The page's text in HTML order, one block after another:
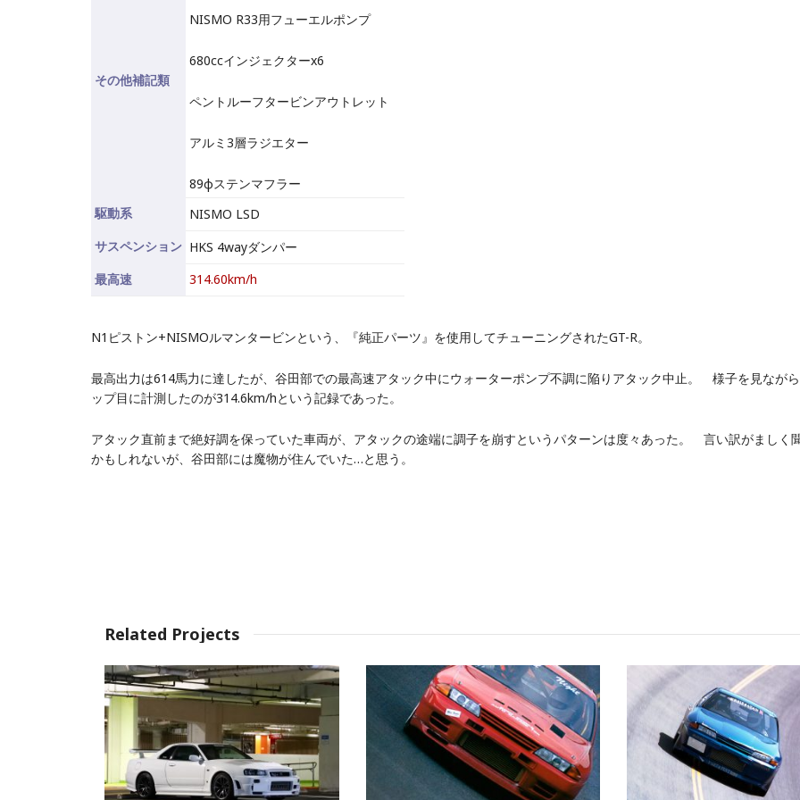
その他補記類
NISMO R33用フューエルポンプ
680ccインジェクターx6
ペントルーフタービンアウトレット
アルミ3層ラジエター
89φステンマフラー
駆動系
NISMO LSD
サスペンション HKS 4wayダンパー
最高速
314.60km/h
N1ピストン+NISMOルマンタービンという、『純正パーツ』を使用してチューニングされたGT-R。
最高出力は614馬力に達したが、谷田部での最高速アタック中にウォーターポンプ不調に陥りアタック中止。 様子を見なが
ップ目に計測したのが314.6km/hという記録であった。
アタック直前まで絶好調を保っていた車両が、アタックの途端に調子を崩すというパターンは度々あった。 言い訳がましく
かもしれないが、谷田部には魔物が住んでいた…と思う。
Related Projects